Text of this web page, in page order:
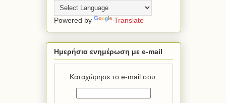
Powered by Translate
Ημερήσια ενημέρωση με e-mail
Καταχώρησε το e-mail σου: